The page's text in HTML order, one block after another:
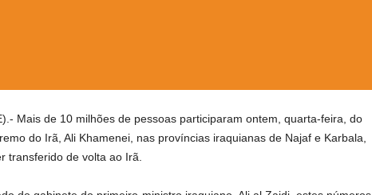
Mais de 10 milhões de pessoas participaram ontem, quarta-feira, do
do Irã, Ali Khamenei, nas províncias iraquianas de Najaf e Karbala,
transferido de volta ao Irã.